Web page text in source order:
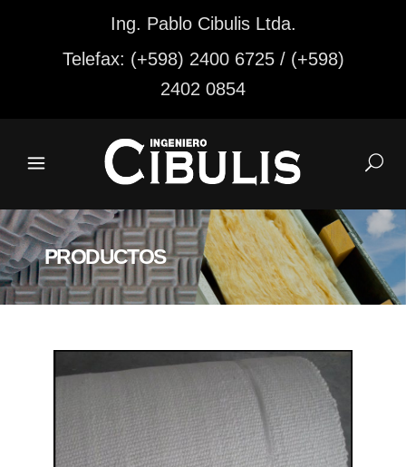
Ing. Pablo Cibulis Ltda.
Telefax: (+598) 2400 6725 / (+598)
2402 0854
PRODUCTOS